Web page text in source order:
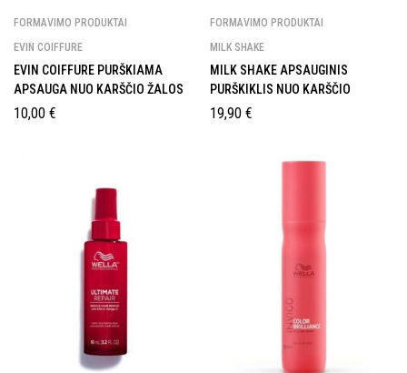
FORMAVIMO PRODUKTAI
EVIN COIFFURE
EVIN COIFFURE PURŠKIAMA
APSAUGA NUO KARŠČIO ŽALOS
10,00 €
FORMAVIMO PRODUKTAI
MILK SHAKE
MILK SHAKE APSAUGINIS
PURŠKIKLIS NUO KARŠČIO
19,90 €